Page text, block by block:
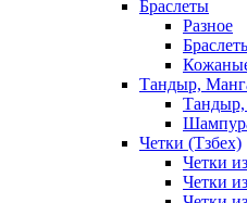
Браслеты
Разное
Тандыр,
Тандыр,
Четки (Тзбех)
Четки
Четки